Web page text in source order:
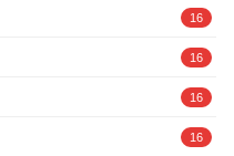
16
16
16
16